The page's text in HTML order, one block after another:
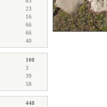
23
16
66
66
40
100
3
39
58
448